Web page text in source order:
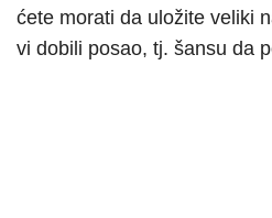
ćete morati da uložite veliki
vi dobili posao, tj. šansu da